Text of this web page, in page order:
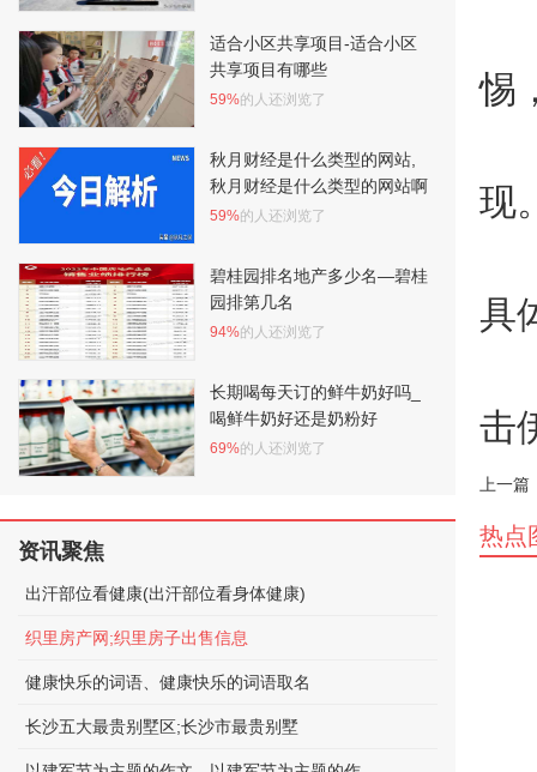
惕
现
具
击
上一篇
适合小区共享项目-适合小区
共享项目有哪些
59%的人还浏览了
秋月财经是什么类型的网站,
秋月财经是什么类型的网站啊
59%的人还浏览了
碧桂园排名地产多少名—碧桂
园排第几名
94%的人还浏览了
长期喝每天订的鲜牛奶好吗_
喝鲜牛奶好还是奶粉好
69%的人还浏览了
资讯聚焦
出汗部位看健康(出汗部位看身体健康)
织里房产网;织里房子出售信息
健康快乐的词语、健康快乐的词语取名
长沙五大最贵别墅区;长沙市最贵别墅
热点